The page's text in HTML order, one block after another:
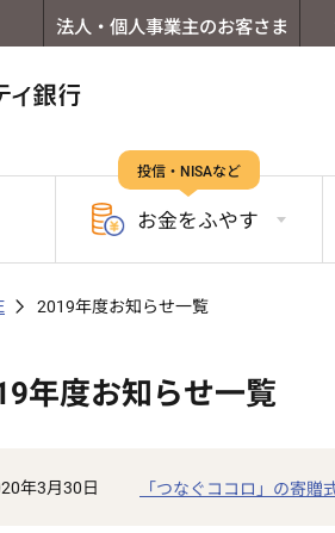
法人・個人事業主のお客さま
投信・NISAなど
お金をふやす
2019年度お知らせ一覧
年度お知らせ一覧
年3月30日 「つなぐココロ」の寄贈